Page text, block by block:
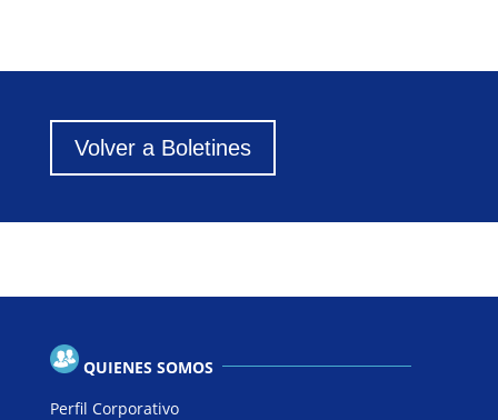
Volver a Boletines
QUIENES SOMOS
Perfil Corporativo